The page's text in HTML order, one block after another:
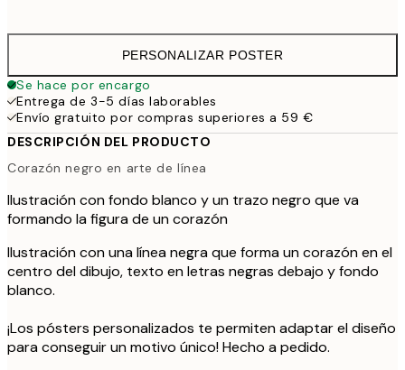
PERSONALIZAR POSTER
Se hace por encargo
Entrega de 3-5 días laborables
Envío gratuito por compras superiores a 59 €
DESCRIPCIÓN DEL PRODUCTO
Corazón negro en arte de línea
Ilustración con fondo blanco y un trazo negro que va
formando la figura de un corazón
Ilustración con una línea negra que forma un corazón en el
centro del dibujo, texto en letras negras debajo y fondo
blanco.
¡Los pósters personalizados te permiten adaptar el diseño
para conseguir un motivo único! Hecho a pedido.